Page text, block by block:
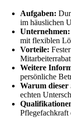
Aufgaben:
im häuslichen
Unternehmen:
mit flexiblen
Vorteile:
Weitere
persönliche
Warum dieser
echten
Pflegefachkraft